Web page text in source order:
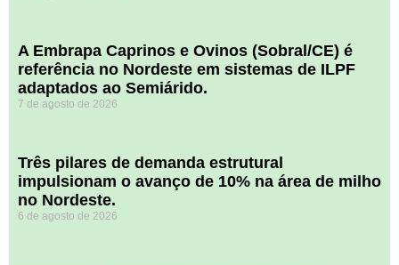
A Embrapa Caprinos e Ovinos (Sobral/CE) é
referência no Nordeste em sistemas de ILPF
adaptados ao Semiárido.
7 de agosto de 2026
​Três pilares de demanda estrutural
impulsionam o avanço de 10% na área de milho
no Nordeste.
6 de agosto de 2026